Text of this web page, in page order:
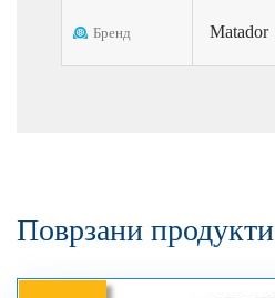
Бренд Matador
Поврзани продукти